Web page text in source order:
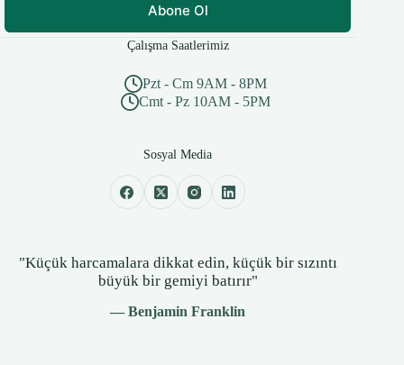
Abone Ol
Çalışma Saatlerimiz
Pzt - Cm 9AM - 8PM
Cmt - Pz 10AM - 5PM
Sosyal Media
"Küçük harcamalara dikkat edin, küçük bir sızıntı
büyük bir gemiyi batırır"
— Benjamin Franklin